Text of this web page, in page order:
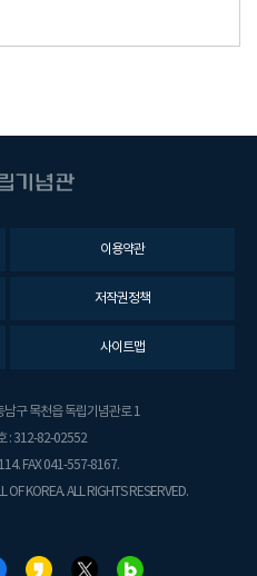
이용약관
저작권정책
사이트맵
구 목천읍 독립기념관로 1
: 312-82-02552
FAX 041-557-8167.
KOREA. ALL RIGHTS RESERVED.